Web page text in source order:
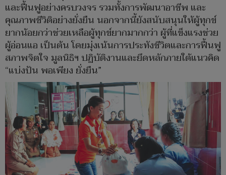
และฟื้นฟูอย่างครบวงจร รวมทั้งการพัฒนาอาชีพ และ
คุณภาพชีวิติอย่างยั่งยืน นอกจากนี้ยังสนับสนุนให้ผู้ทุกข์
ยากน้อยกว่าช่วยเหลือผู้ทุกข์ยากมากกว่า ผู้ที่แข็งแรงช่วย
ผู้อ่อนแอ เป็นต้น โดยมุ่งเน้นการประทังชีวิตและการฟื้นฟู
สภาพจิตใจ มูลนิธิฯ ปฏิบัติงานและยึดหลักภายใต้แนวคิด
“แบ่งปัน พอเพียง ยั่งยืน”